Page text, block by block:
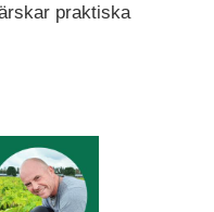
praktiska